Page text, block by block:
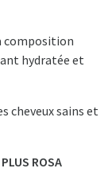
composition
hydratée et
cheveux sains et
ROSA